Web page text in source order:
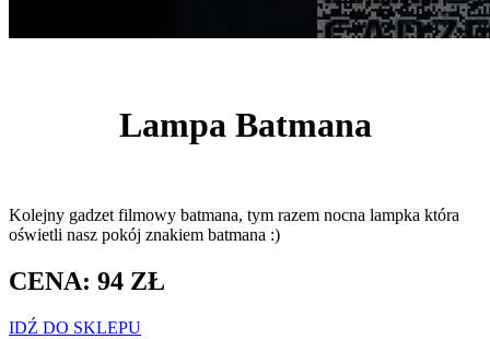
Lampa Batmana
Kolejny gadzet filmowy batmana, tym razem nocna lampka która
oświetli nasz pokój znakiem batmana :)
CENA: 94 ZŁ
IDŹ DO SKLEPU